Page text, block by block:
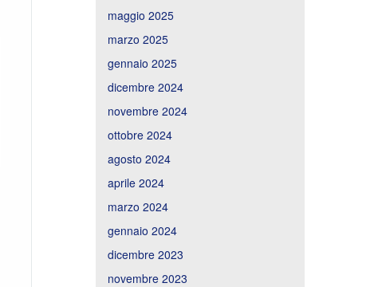
maggio 2025
marzo 2025
gennaio 2025
dicembre 2024
novembre 2024
ottobre 2024
agosto 2024
aprile 2024
marzo 2024
gennaio 2024
dicembre 2023
novembre 2023